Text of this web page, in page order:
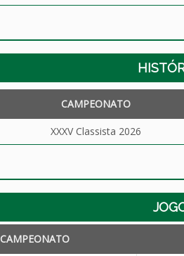
CAMPEONATO
XXXV Classista 2026
CAMPEONATO